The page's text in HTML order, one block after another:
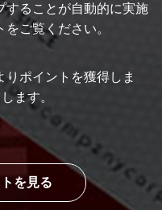
することが自動的に実施
ご覧ください。
ポイントを獲得しま
ます。
を見る